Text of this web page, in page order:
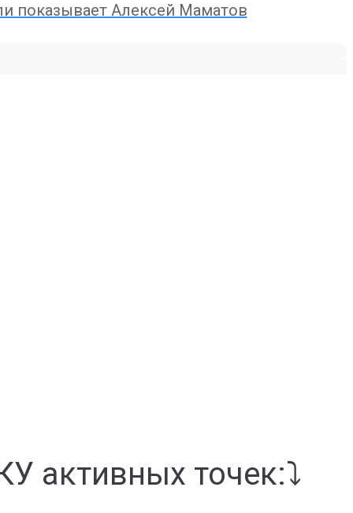
показывает Алексей Маматов
активных точек:⤵️